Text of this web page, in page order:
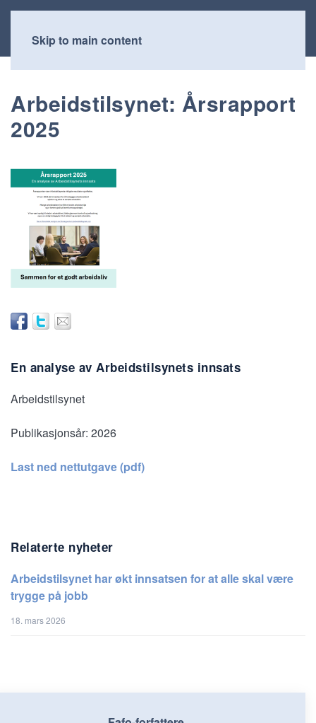
Skip to main content
Arbeidstilsynet: Årsrapport
2025
En analyse av Arbeidstilsynets innsats
Arbeidstilsynet
Publikasjonsår: 2026
Last ned nettutgave (pdf)
Relaterte nyheter
Arbeidstilsynet har økt innsatsen for at alle skal være
trygge på jobb
18. mars 2026